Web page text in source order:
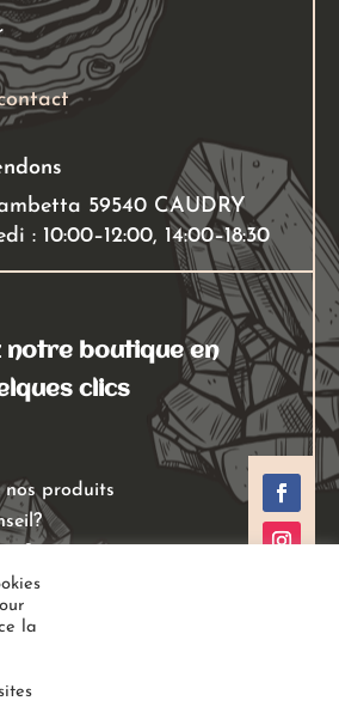
59540 CAUDRY
: 10:00–12:00, 14:00–18:30
notre boutique en
clics
nos produits
de ventes
la